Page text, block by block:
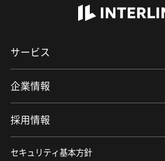
サービス
企業情報
採用情報
セキュリティ基本方針